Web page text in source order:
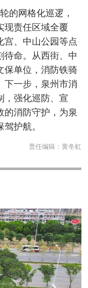
的网格化巡逻，
现责任区域全覆
宫、中山公园等点
待命。从西街、中
保单位，消防铁骑
下一步，泉州市消
，强化巡防、宣
的消防守护，为泉
护航。
责任编辑： 黄冬虹